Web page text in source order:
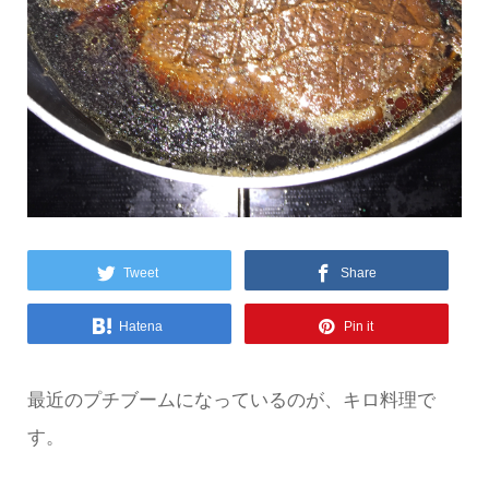
Tweet Share
Hatena Pin it
最近のプチブームになっているのが、キロ料理で
す。